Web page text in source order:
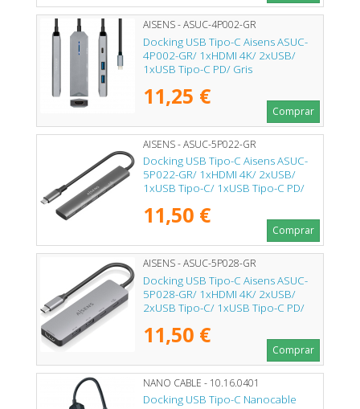
AISENS - ASUC-4P002-GR
Docking USB Tipo-C Aisens ASUC-
4P002-GR/ 1xHDMI 4K/ 2xUSB/
1xUSB Tipo-C PD/ Gris
11,25 €
Comprar
AISENS - ASUC-5P022-GR
Docking USB Tipo-C Aisens ASUC-
5P022-GR/ 1xHDMI 4K/ 2xUSB/
1xUSB Tipo-C/ 1xUSB Tipo-C PD/
11,50 €
Comprar
AISENS - ASUC-5P028-GR
Docking USB Tipo-C Aisens ASUC-
5P028-GR/ 1xHDMI 4K/ 2xUSB/
2xUSB Tipo-C/ 1xUSB Tipo-C PD/
11,50 €
Comprar
NANO CABLE - 10.16.0401
Docking USB Tipo-C Nanocable